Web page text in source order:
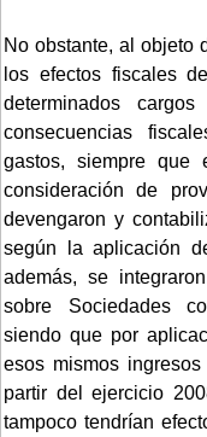
No obstante, al objeto
los efectos fiscales
determinados
consecuencias
gastos, siempre que
consideración de
devengaron y
según la aplicación
además, se
sobre Sociedades
siendo que por
esos mismos
partir del ejercicio
tampoco tendrían